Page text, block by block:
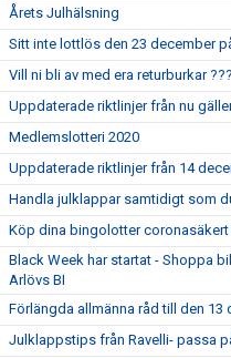
Årets Julhälsning
Sitt inte lottlös den 23 december
Vill ni bli av med era returburkar ???
Uppdaterade riktlinjer från nu
Medlemslotteri 2020
Uppdaterade riktlinjer från 14
Handla julklappar samtidigt som
Köp dina bingolotter coronasäkert
Black Week har startat - Shoppa
Arlövs BI
Förlängda allmänna råd till den 13
Julklappstips från Ravelli- passa